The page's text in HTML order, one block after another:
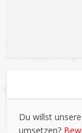
Du willst
umsetzen?